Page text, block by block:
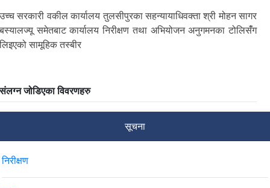
उच्च सरकारी वकील कार्यालय तुलसीपुरका सहन्यायाधिवक्ता श्री मोहन सागर
बस्यालज्यू समेतबाट कार्यालय निरीक्षण तथा अभियोजन अनुगमनका टोलिसंँग
लिइएको सामूहिक तस्बीर
संलग्न जोडिएका विवरणहरु
सूचना
निरीक्षण